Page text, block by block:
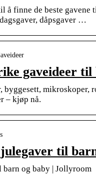
finne de beste gavene
dåpsgaver …
gaveideer til
byggesett, mikroskoper,
– kjøp nå.
til
og baby | Jollyroom